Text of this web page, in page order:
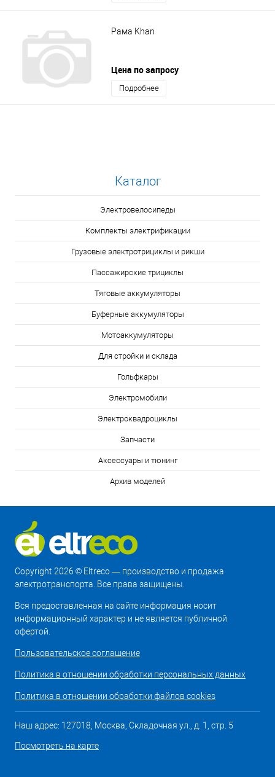
Рама Khan
Цена по запросу
Подробнее
Каталог
Электровелосипеды
Комплекты электрификации
Грузовые электротрициклы и рикши
Пассажирские трициклы
Тяговые аккумуляторы
Буферные аккумуляторы
Мотоаккумуляторы
Для стройки и склада
Гольфкары
Электромобили
Электроквадроциклы
Запчасти
Аксессуары и тюнинг
Архив моделей
Copyright 2026 © Eltreco — производство и продажа
электротранспорта. Все права защищены.
Вся предоставленная на сайте информация носит
информационный характер и не является публичной
офертой.
Пользовательское соглашение
Политика в отношении обработки персональных данных
Политика в отношении обработки файлов cookies
Наш адрес: 127018, Москва, Складочная ул., д. 1, стр. 5
Посмотреть на карте